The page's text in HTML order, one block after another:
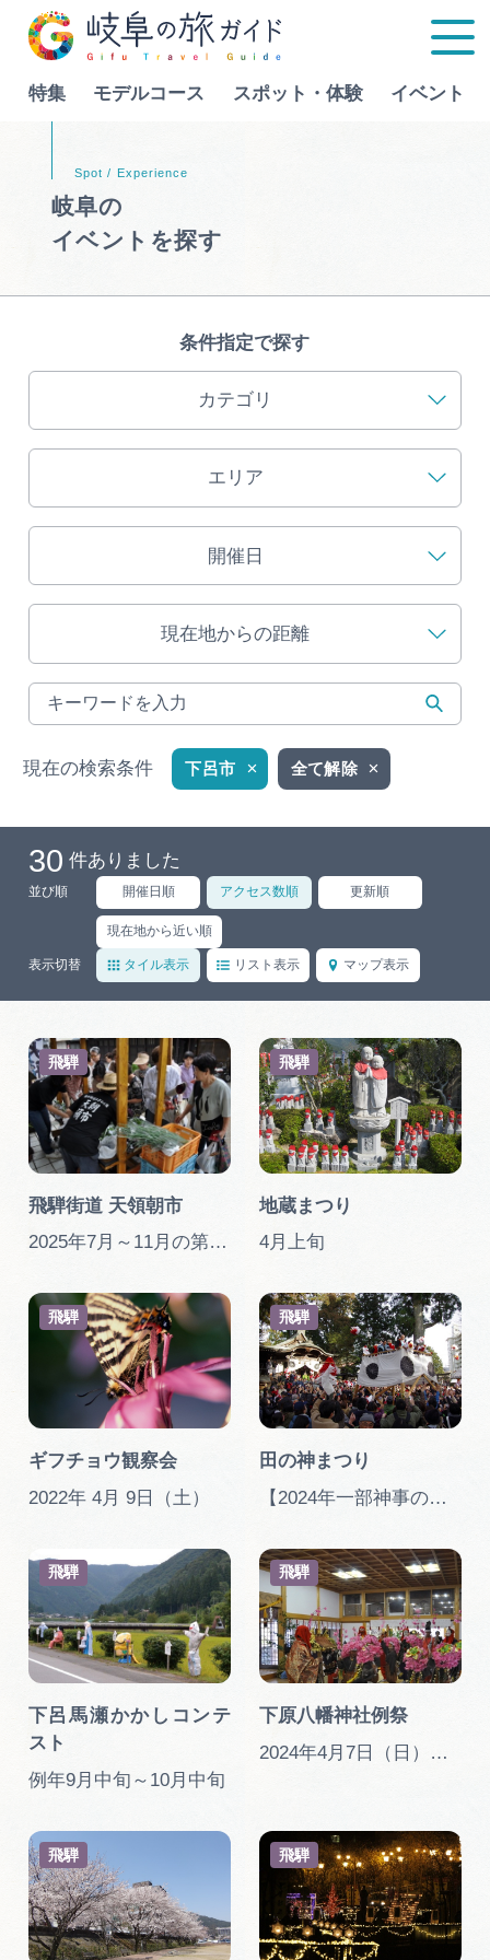
特集 モデルコース スポット・体験 イベント
特集
インフォメーション
ぎふ旅レポーター記事
早わかり岐阜
体験予約サイト「ＶＩＳＩＴ岐阜県」
岐阜県アウトドア観光キャンペーン
岐阜県まるごと観光エリアガイド
岐阜県観光データベース
旅行会社・観光事業者の皆様へ
フォトライブラリー
動画ライブラリー
お問い合わせ
Language
行きたいリストを見る
岐阜の
イベントを探す
条件指定で探す
カテゴリ
エリア
開催日
現在地からの距離
現在の検索条件 下呂市 全て解除
30 件ありました
並び順 開催日順 アクセス数順 更新順
現在地から近い順
表示切替 タイル表示 リスト表示 マップ表示
飛騨街道 天領朝市
飛騨
2025年7月～11月の第2・第4土曜日
地蔵まつり
飛騨
4月上旬
ギフチョウ観察会
飛騨
2022年 4月 9日（土）
田の神まつり
飛騨
【2024年一部神事のみ開催】本楽祭は開催されません。（一般公開はありません） 毎年2月13日～14日 14日が本楽祭
下呂馬瀬かかしコンテ
スト
飛騨
例年9月中旬～10月中旬
下原八幡神社例祭
飛騨
2024年4月7日（日）本楽祭 ※今年も神事のみ
飛騨 飛騨